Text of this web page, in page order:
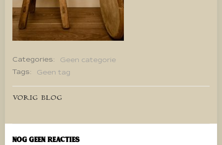
Categories:
Geen categorie
Tags:
Geen tag
Bericht
navigatie
VORIG BLOG
Nog geen reacties